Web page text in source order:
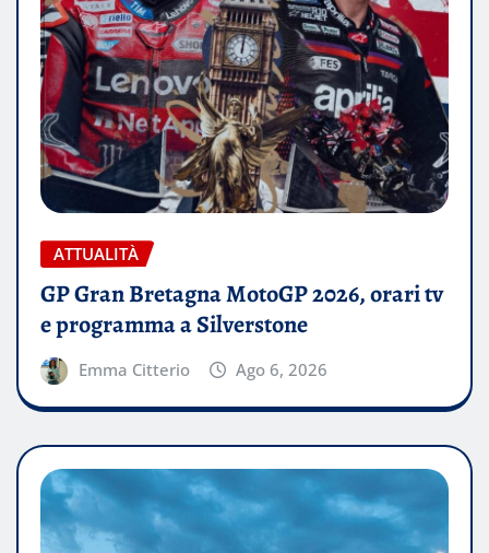
ATTUALITÀ
GP Gran Bretagna MotoGP 2026, orari tv
e programma a Silverstone
Emma Citterio Ago 6, 2026